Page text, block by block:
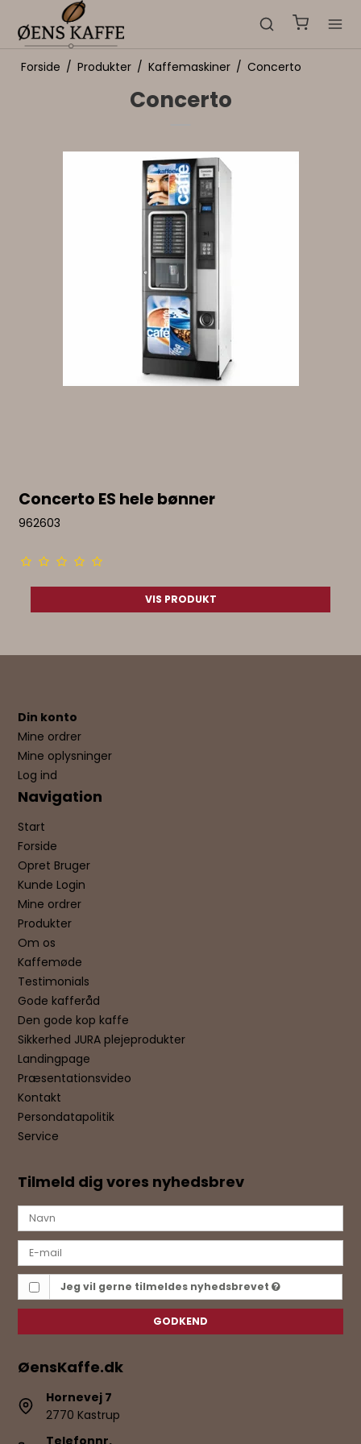
Forside / Produkter / Kaffemaskiner / Concerto
Concerto
Concerto ES hele bønner
962603
VIS PRODUKT
Din konto
Mine ordrer
Mine oplysninger
Log ind
Navigation
Start
Forside
Opret Bruger
Kunde Login
Mine ordrer
Produkter
Om os
Kaffemøde
Testimonials
Gode kafferåd
Den gode kop kaffe
Sikkerhed JURA plejeprodukter
Landingpage
Præsentationsvideo
Kontakt
Persondatapolitik
Service
Tilmeld dig vores nyhedsbrev
Jeg vil gerne tilmeldes nyhedsbrevet
GODKEND
ØensKaffe.dk
Hornevej 7
2770 Kastrup
Telefonnr.